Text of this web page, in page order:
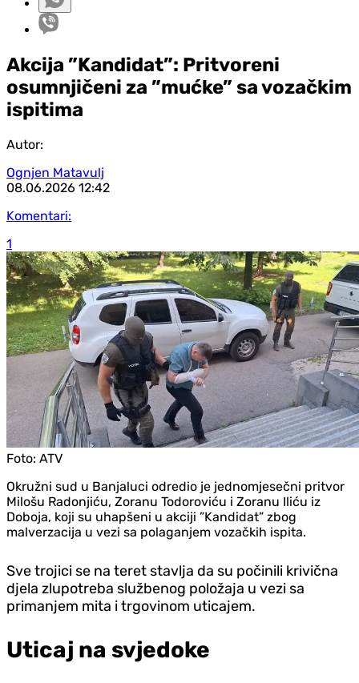
Akcija ”Kandidat”: Pritvoreni
osumnjičeni za ”mućke” sa vozačkim
ispitima
Autor:
Ognjen Matavulj
08.06.2026 12:42
Komentari:
1
Foto: ATV
Okružni sud u Banjaluci odredio je jednomjesečni pritvor
Milošu Radonjiću, Zoranu Todoroviću i Zoranu Iliću iz
Doboja, koji su uhapšeni u akciji ”Kandidat” zbog
malverzacija u vezi sa polaganjem vozačkih ispita.
Sve trojici se na teret stavlja da su počinili krivična
djela zlupotreba službenog položaja u vezi sa
primanjem mita i trgovinom uticajem.
Uticaj na svjedoke